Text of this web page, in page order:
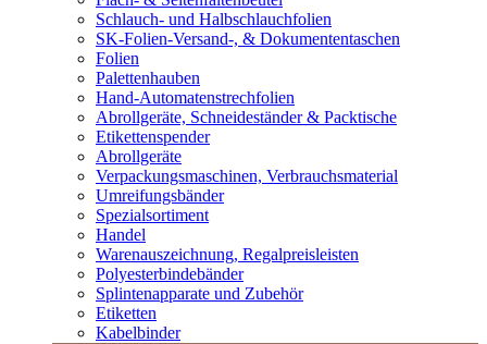
Schlauch- und Halbschlauchfolien
SK-Folien-Versand-, & Dokumententaschen
Folien
Palettenhauben
Hand-Automatenstrechfolien
Abrollgeräte, Schneideständer & Packtische
Etikettenspender
Abrollgeräte
Verpackungsmaschinen, Verbrauchsmaterial
Umreifungsbänder
Spezialsortiment
Handel
Warenauszeichnung, Regalpreisleisten
Polyesterbindebänder
Splintenapparate und Zubehör
Etiketten
Kabelbinder